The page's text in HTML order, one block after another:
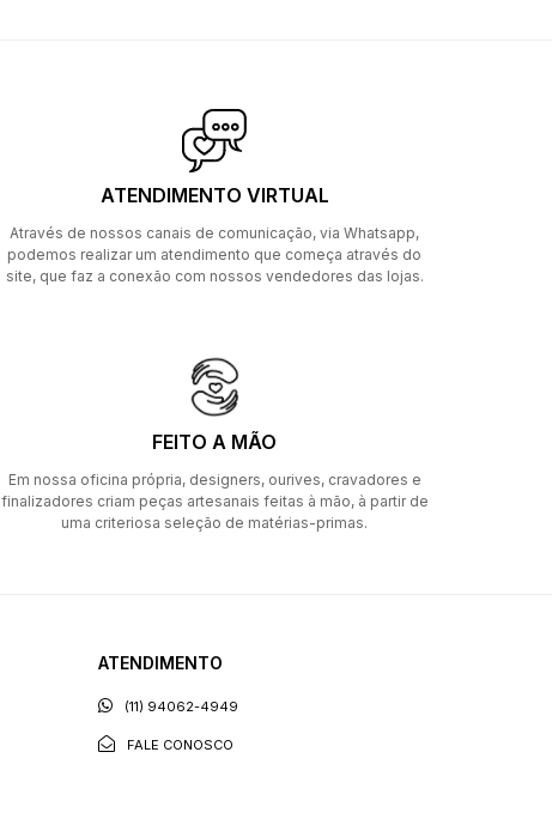
ATENDIMENTO VIRTUAL
Através de nossos canais de comunicação, via Whatsapp,
podemos realizar um atendimento que começa através do
site, que faz a conexão com nossos vendedores das lojas.
FEITO A MÃO
Em nossa oficina própria, designers, ourives, cravadores e
finalizadores criam peças artesanais feitas à mão, à partir de
uma criteriosa seleção de matérias-primas.
ATENDIMENTO
(11) 94062-4949
FALE CONOSCO